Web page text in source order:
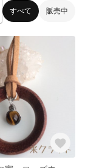
すべて 販売中